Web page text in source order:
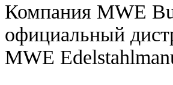
Компания MWE
официальный
MWE